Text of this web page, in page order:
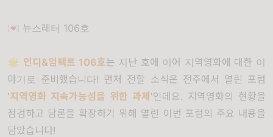
💌 뉴스레터 106호
🌟 인디&임팩트 106호는 지난 호에 이어 지역영화에 대한 이
야기로 준비했습니다! 먼저 전할 소식은 전주에서 열린 포럼
'지역영화 지속가능성을 위한 과제 '인데요. 지역영화의 현황을
점검하고 담론을 확장하기 위해 열린 이번 포럼의 주요 내용을
담았습니다!